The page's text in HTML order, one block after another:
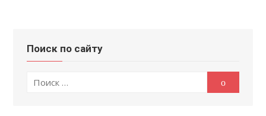
Поиск по сайту
по: